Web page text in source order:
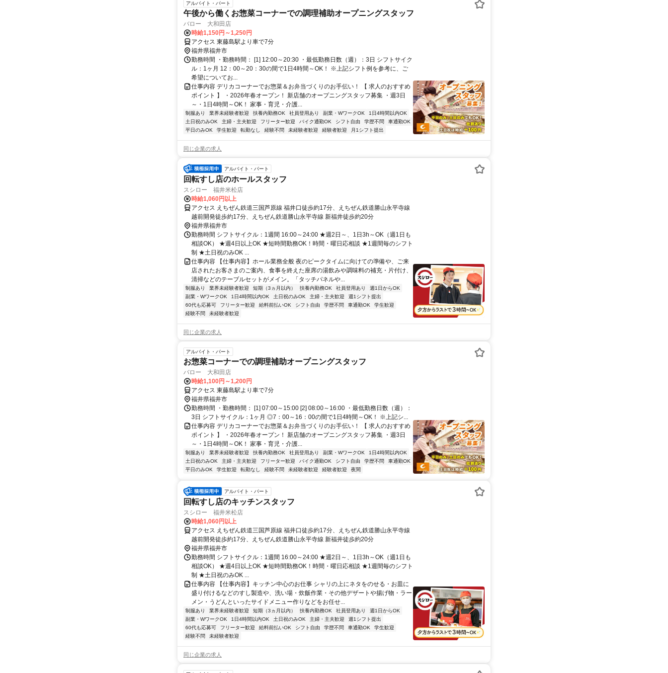
アルバイト・パート
午後から働くお惣菜コーナーでの調理補助オープニングスタッフ
バロー 大和田店
時給1,150円～1,250円
アクセス 東藤島駅より車で7分
福井県福井市
勤務時間 ・勤務時間： [1] 12:00～20:30 ・最低勤務日数（週）：3日 シフトサイク
ル：1ヶ月 12：00～20：30の間で1日4時間～OK！ ※上記シフト例を参考に、ご
希望についてお...
仕事内容 デリカコーナーでお惣菜＆お弁当づくりのお手伝い！ 【 求人のおすすめ
ポイント 】 ・2026年春オープン！ 新店舗のオープニングスタッフ募集 ・週3日
～・1日4時間～OK！ 家事・育児・介護...
制服あり 業界未経験者歓迎 扶養内勤務OK 社員登用あり 副業・WワークOK
1日4時間以内OK
土日祝のみOK
主婦・主夫歓迎 フリーター歓迎 バイク通勤OK シフト自由 学歴不問
車通勤OK
平日のみOK
学生歓迎 転勤なし 経験不問 未経験者歓迎 経験者歓迎 月1シフト提出
同じ企業の求人
アルバイト・パート
回転すし店のホールスタッフ
スシロー 福井米松店
時給1,060円以上
アクセス えちぜん鉄道三国芦原線 福井口徒歩約17分、えちぜん鉄道勝山永平寺線
越前開発徒歩約17分、えちぜん鉄道勝山永平寺線 新福井徒歩約20分
福井県福井市
勤務時間 シフトサイクル：1週間 16:00～24:00 ★週2日～、1日3h～OK（週1日も
相談OK） ★週4日以上OK ★短時間勤務OK！時間・曜日応相談 ★1週間毎のシフト
制 ★土日祝のみOK ...
仕事内容 【仕事内容】ホール業務全般 夜のピークタイムに向けての準備や、ご来
店されたお客さまのご案内、食事を終えた座席の湯飲みや調味料の補充・片付け、
清掃などのテーブルセットがメイン。「タッチパネルや...
制服あり 業界未経験者歓迎 短期（3ヵ月以内） 扶養内勤務OK 社員登用あり
週1日からOK
副業・WワークOK
1日4時間以内OK 土日祝のみOK 主婦・主夫歓迎
週1シフト提出
60代も応募可
フリーター歓迎 給料前払いOK シフト自由 学歴不問 車通勤OK
学生歓迎
経験不問
未経験者歓迎
同じ企業の求人
アルバイト・パート
お惣菜コーナーでの調理補助オープニングスタッフ
バロー 大和田店
時給1,100円～1,200円
アクセス 東藤島駅より車で7分
福井県福井市
勤務時間 ・勤務時間： [1] 07:00～15:00 [2] 08:00～16:00 ・最低勤務日数（週）：
3日 シフトサイクル：1ヶ月 ◎7：00～16：00の間で1日4時間～OK！ ※上記シ...
仕事内容 デリカコーナーでお惣菜＆お弁当づくりのお手伝い！ 【 求人のおすすめ
ポイント 】 ・2026年春オープン！ 新店舗のオープニングスタッフ募集 ・週3日
～・1日4時間～OK！ 家事・育児・介護...
制服あり 業界未経験者歓迎 扶養内勤務OK 社員登用あり 副業・WワークOK
1日4時間以内OK
土日祝のみOK
主婦・主夫歓迎 フリーター歓迎 バイク通勤OK シフト自由 学歴不問
車通勤OK
平日のみOK
学生歓迎 転勤なし 経験不問 未経験者歓迎 経験者歓迎 夜間
アルバイト・パート
回転すし店のキッチンスタッフ
スシロー 福井米松店
時給1,060円以上
アクセス えちぜん鉄道三国芦原線 福井口徒歩約17分、えちぜん鉄道勝山永平寺線
越前開発徒歩約17分、えちぜん鉄道勝山永平寺線 新福井徒歩約20分
福井県福井市
勤務時間 シフトサイクル：1週間 16:00～24:00 ★週2日～、1日3h～OK（週1日も
相談OK） ★週4日以上OK ★短時間勤務OK！時間・曜日応相談 ★1週間毎のシフト
制 ★土日祝のみOK ...
仕事内容 【仕事内容】キッチン中心のお仕事 シャリの上にネタをのせる・お皿に
盛り付けるなどのすし製造や、洗い場・炊飯作業・その他デザートや揚げ物・ラー
メン・うどんといったサイドメニュー作りなどをお任せ...
制服あり 業界未経験者歓迎 短期（3ヵ月以内） 扶養内勤務OK 社員登用あり
週1日からOK
副業・WワークOK
1日4時間以内OK 土日祝のみOK 主婦・主夫歓迎
週1シフト提出
60代も応募可
フリーター歓迎 給料前払いOK シフト自由 学歴不問 車通勤OK
学生歓迎
経験不問
未経験者歓迎
同じ企業の求人